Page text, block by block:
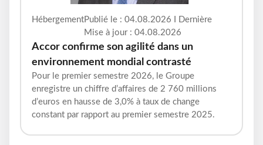
HébergementPublié le : 04.08.2026 I Dernière
Mise à jour : 04.08.2026
Accor confirme son agilité dans un
environnement mondial contrasté
Pour le premier semestre 2026, le Groupe
enregistre un chiffre d’affaires de 2 760 millions
d’euros en hausse de 3,0% à taux de change
constant par rapport au premier semestre 2025.